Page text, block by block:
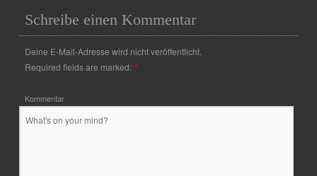
Schreibe einen Kommentar
Deine E-Mail-Adresse wird nicht veröffentlicht.
Required fields are marked: *
Kommentar